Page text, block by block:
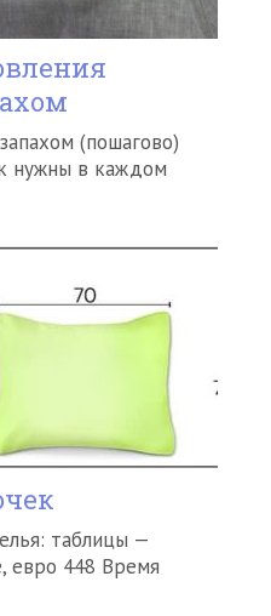
(пошагово)
нужны в каждом
таблицы —
евро 448 Время